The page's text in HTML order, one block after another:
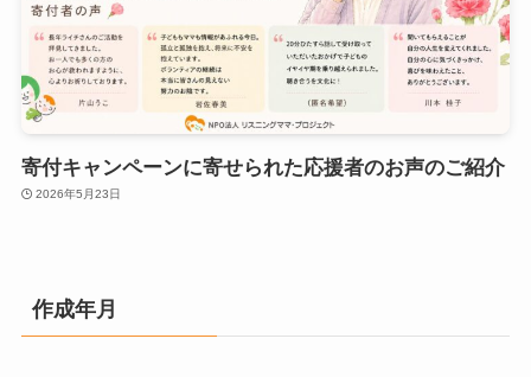
寄付キャンペーンに寄せられた応援者のお声のご紹介
2026年5月23日
作成年月